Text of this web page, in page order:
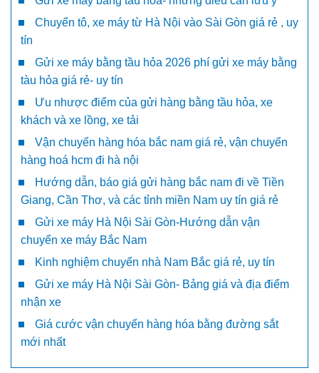
Chuyển tô, xe máy từ Hà Nội vào Sài Gòn giá rẻ , uy
tín
Gửi xe máy bằng tầu hỏa 2026 phí gửi xe máy bằng
tàu hỏa giá rẻ- uy tín
Ưu nhược điểm của gửi hàng bằng tầu hỏa, xe
khách và xe lồng, xe tải
Vận chuyển hàng hóa bắc nam giá rẻ, vận chuyển
hàng hoá hcm đi hà nội
Hướng dẫn, báo giá gửi hàng bắc nam đi về Tiền
Giang, Cần Thơ, và các tỉnh miền Nam uy tín giá rẻ
Gửi xe máy Hà Nội Sài Gòn-Hướng dẫn vận
chuyển xe máy Bắc Nam
Kinh nghiệm chuyển nhà Nam Bắc giá rẻ, uy tín
Gửi xe máy Hà Nội Sài Gòn- Bảng giá và địa điểm
nhận xe
Giá cước vận chuyển hàng hóa bằng đường sắt
mới nhất